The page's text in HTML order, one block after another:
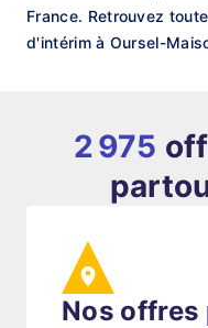
France. Retrouvez
d'intérim à Oursel-
2 975
Nos offres